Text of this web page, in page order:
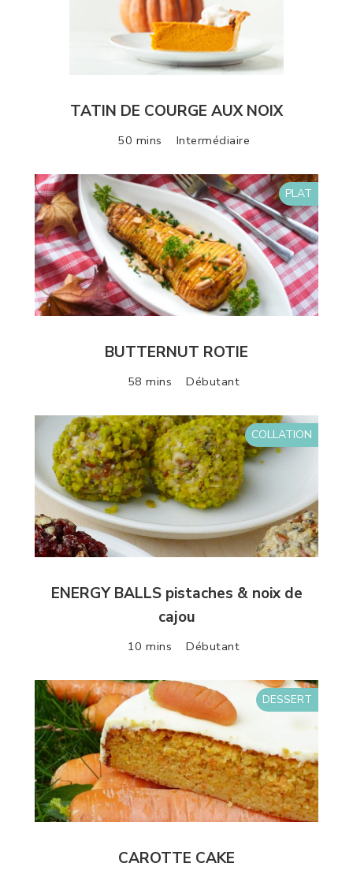
TATIN DE COURGE AUX NOIX
50 mins Intermédiaire
PLAT
BUTTERNUT ROTIE
58 mins Débutant
COLLATION
ENERGY BALLS pistaches & noix de
cajou
10 mins Débutant
DESSERT
CAROTTE CAKE